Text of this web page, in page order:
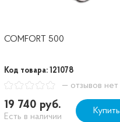
COMFORT 500
Код товара: 121078
— отзывов нет
19 740 руб.
Есть в наличии
Купить